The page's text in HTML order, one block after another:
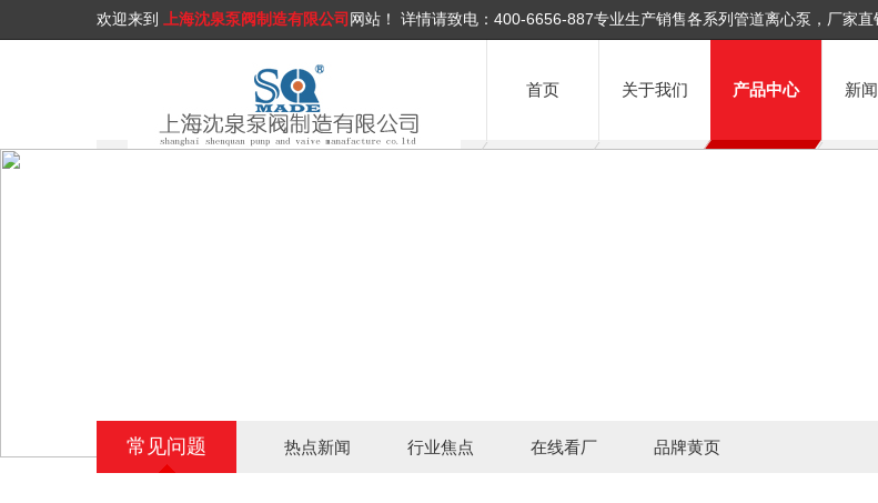
欢迎来到 上海沈泉泵阀制造有限公司 网站！ 详情请致电： 400-6656-887专业生产销售各系列管道离心泵，厂家直
首页 关于我们 产品中心 新
常见问题 热点新闻 行业焦点 在线看厂 品牌黄页